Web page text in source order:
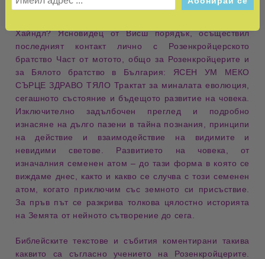
Кристиян Розенкройц е бил произведен в сан Eques
Хайндл? Ясновидец от Висш порядък, осъществил
последният контакт лично с Розенкройцерското
братство Част от мотото, общо за Розенкройцерите и
за Бялото братство в България: ЯСЕН УМ МЕКО
СЪРЦЕ ЗДРАВО ТЯЛО Трактат за миналата еволюция,
сегашното състояние и бъдещото развитие на човека.
Изключително задълбочен преглед и подробно
изнасяне на дълго пазени в тайна познания, принципи
на действие и взаимодействие на видимите и
невидими светове. Развитието на човека, от
изначалния семенен атом – до тази форма в която се
виждаме днес, както и какво се случва с този семенен
атом, когато приключим със земното си присъствие.
За пръв път се разкрива толкова цялостно историята
на Земята от нейното сътворение до сега.
Библейските текстове и събития коментирани такива
каквито са съгласно учението на Розенкройцерите.